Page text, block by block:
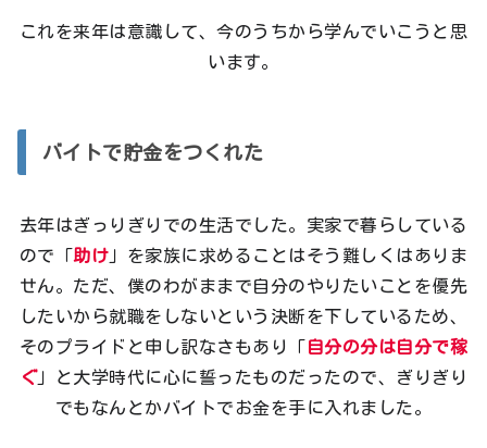
これを来年は意識して、今のうちから学んでいこうと思
います。
バイトで貯金をつくれた
去年はぎっりぎりでの生活でした。実家で暮らしている
ので「助け 」を家族に求めることはそう難しくはありま
せん。ただ、僕のわがままで自分のやりたいことを優先
したいから就職をしないという決断を下しているため、
そのプライドと申し訳なさもあり「 自分の分は自分で稼
ぐ」と大学時代に心に誓ったものだったので、ぎりぎり
でもなんとかバイトでお金を手に入れました。